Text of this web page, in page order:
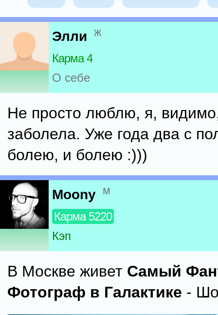
Элли ж
Карма 4
О себе
Не просто люблю, я,
заболела. Уже года два с
болею, и болею :)))
Moony м
Карма 5220
Кэп
В Москве живет Самый
Фотограф в Галактике -